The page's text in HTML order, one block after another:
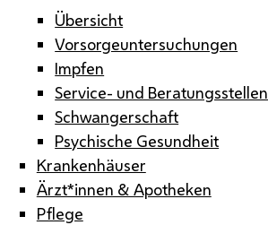
Übersicht
Vorsorgeuntersuchungen
Impfen
Service- und Beratungsstellen
Schwangerschaft
Psychische Gesundheit
Krankenhäuser
Ärzt*innen & Apotheken
Pflege